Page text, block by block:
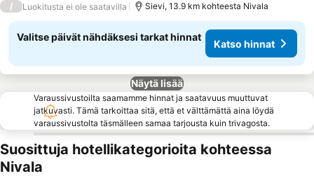
/ Luokitusta ei ole saatavilla Sievi, 13.9 km kohteesta Nivala
Valitse päivät nähdäksesi tarkat hinnat
Katso hinnat
Näytä lisää
Varaussivustoilta saamamme hinnat ja saatavuus muuttuvat
jatkuvasti. Tämä tarkoittaa sitä, että et välttämättä aina löydä
varaussivustolta täsmälleen samaa tarjousta kuin trivagosta.
Suosittuja hotellikategorioita kohteessa
Nivala